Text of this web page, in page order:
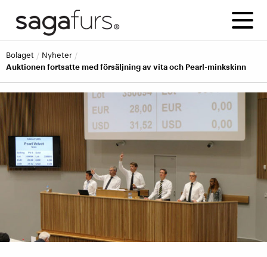
bolaget
nyheter
Auktionen fortsatte med försäljning av vita och Pearl-minkskinn